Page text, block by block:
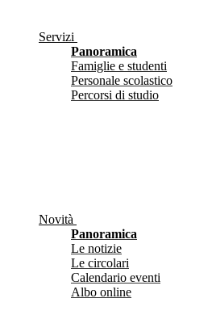
Servizi
Panoramica
Famiglie e studenti
Personale scolastico
Percorsi di studio
Novità
Panoramica
Le notizie
Le circolari
Calendario eventi
Albo online